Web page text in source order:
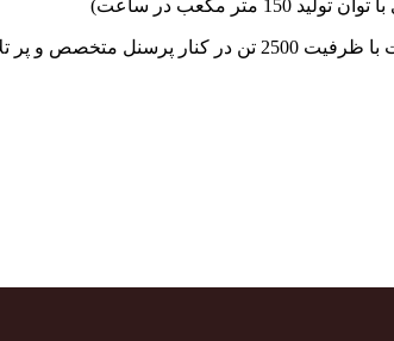
جهاد بتن با فضای کارگاهی و به کار گیری سه دستگاه